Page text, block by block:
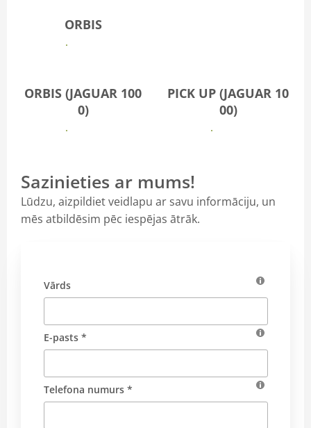
ORBIS
Vairāk
ORBIS (JAGUAR 100
0)
Vairāk
PICK UP (JAGUAR 10
00)
Vairāk
Sazinieties ar mums!
Lūdzu, aizpildiet veidlapu ar savu informāciju, un
mēs atbildēsim pēc iespējas ātrāk.
Vārds
E-pasts *
Telefona numurs *